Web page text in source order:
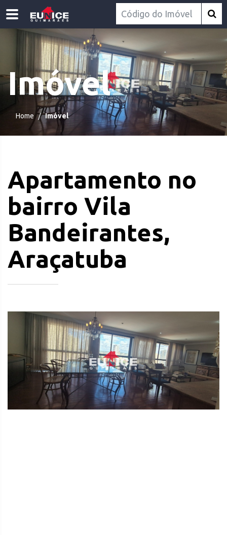
Imóvel
Home Imóvel
Apartamento no
bairro Vila
Bandeirantes,
Araçatuba